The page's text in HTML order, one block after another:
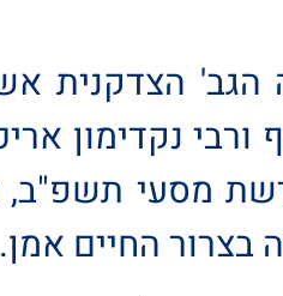
הגב' הצדקנית
מסעי תשפ"ב,
החיים